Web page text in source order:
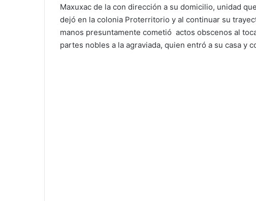
Maxuxac de la con dirección a su domicilio, unidad
dejó en la colonia Proterritorio y al continuar su
manos presuntamente cometió actos obscenos al
partes nobles a la agraviada, quien entró a su casa y